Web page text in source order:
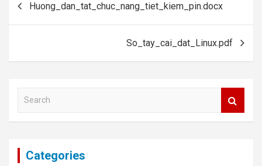
navigation
Huong_dan_tat_chuc_nang_tiet_kiem_pin.docx
So_tay_cai_dat_Linux.pdf
a
c
Categories